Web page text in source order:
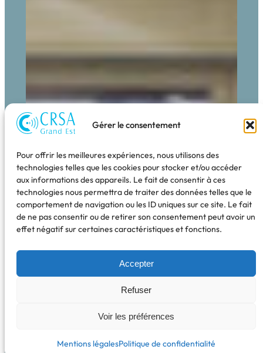
Gérer le consentement
Pour offrir les meilleures expériences, nous utilisons des
technologies telles que les cookies pour stocker et/ou accéder
aux informations des appareils. Le fait de consentir à ces
technologies nous permettra de traiter des données telles que le
comportement de navigation ou les ID uniques sur ce site. Le fait
de ne pas consentir ou de retirer son consentement peut avoir un
effet négatif sur certaines caractéristiques et fonctions.
Accepter
Refuser
Voir les préférences
Mentions légalesPolitique de confidentialité